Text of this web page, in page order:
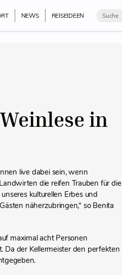
NEWS REISEIDEEN
in
live dabei sein, wenn
die reifen Trauben für die
kulturellen Erbes und
näherzubringen,“ so Benita
maximal acht Personen
Da der Kellermeister den perfekten